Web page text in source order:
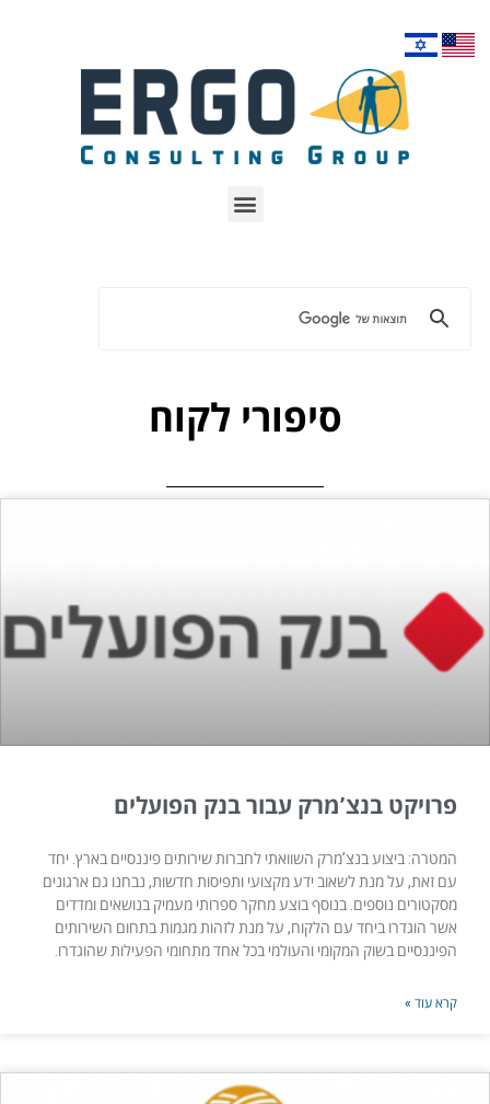
סיפורי לקוח
פרויקט בנצ’מרק עבור בנק הפועלים
המטרה: ביצוע בנצ’מרק השוואתי לחברות שירותים פיננסיים בארץ. יחד
עם זאת, על מנת לשאוב ידע מקצועי ותפיסות חדשות, נבחנו גם ארגונים
מסקטורים נוספים. בנוסף בוצע מחקר ספרותי מעמיק בנושאים ומדדים
אשר הוגדרו ביחד עם הלקוח, על מנת לזהות מגמות בתחום השירותים
הפיננסיים בשוק המקומי והעולמי בכל אחד מתחומי הפעילות שהוגדרו.
קרא עוד »